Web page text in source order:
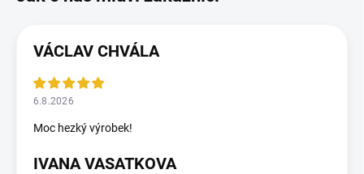
VÁCLAV CHVÁLA
6.8.2026
Moc hezký výrobek!
IVANA VASATKOVA